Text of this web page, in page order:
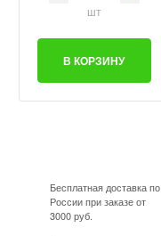
шт
В КОРЗИНУ
Бесплатная доставка по
России при заказе от
3000 руб.